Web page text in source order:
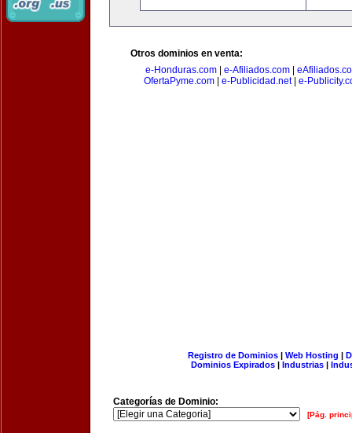
Otros dominios en venta:
e-Honduras.com| e-Afiliados.com|
OfertaPyme.com| e-Publicidad.net| e-
Registro de Dominios| Web Hosting |
Dominios Expirados | Industrias |
Categorías de Dominio:
[Pág.